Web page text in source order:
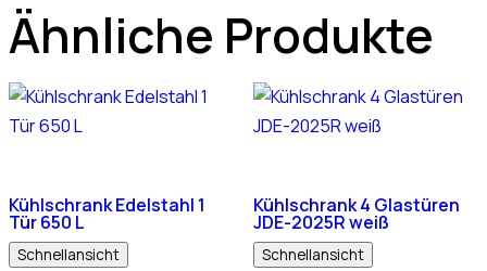
Ähnliche Produkte
Kühlschrank Edelstahl 1
Tür 650 L
Schnellansicht
Kühlschrank 4 Glastüren
JDE-2025R weiß
Schnellansicht